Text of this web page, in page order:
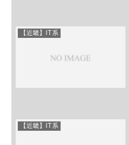
【近畿】IT系
【近畿】IT系